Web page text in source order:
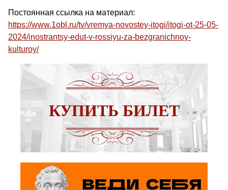
Постоянная ссылка на материал:
https://www.1obl.ru/tv/vremya-novostey-itogi/itogi-ot-25-05-
2024/inostrantsy-edut-v-rossiyu-za-bezgranichnoy-
kulturoy/
КУПИТЬ БИЛЕТ